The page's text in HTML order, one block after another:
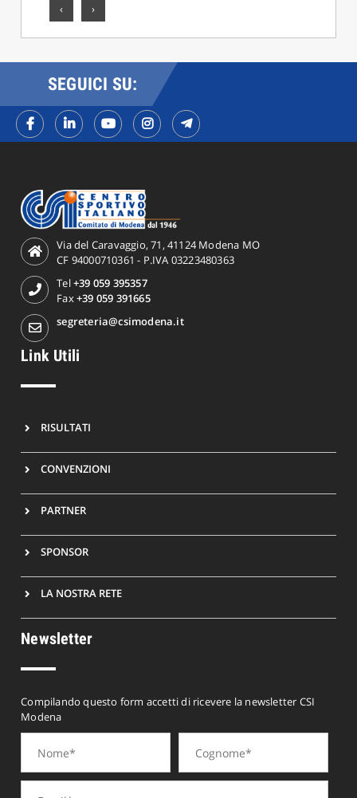
‹ ›
SEGUICI SU:
Via del Caravaggio, 71, 41124 Modena MO
CF 94000710361 - P.IVA 03223480363
Tel+39 059 395357
Fax+39 059 391665
segreteria@csimodena.it
Link Utili
RISULTATI
CONVENZIONI
PARTNER
SPONSOR
LA NOSTRA RETE
Newsletter
Compilando questo form accetti di ricevere la newsletter CSI
Modena